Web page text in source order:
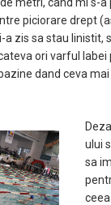
piciorare drept
zis sa stau linistit,
ori varful labei
dand ceva
ului
sa